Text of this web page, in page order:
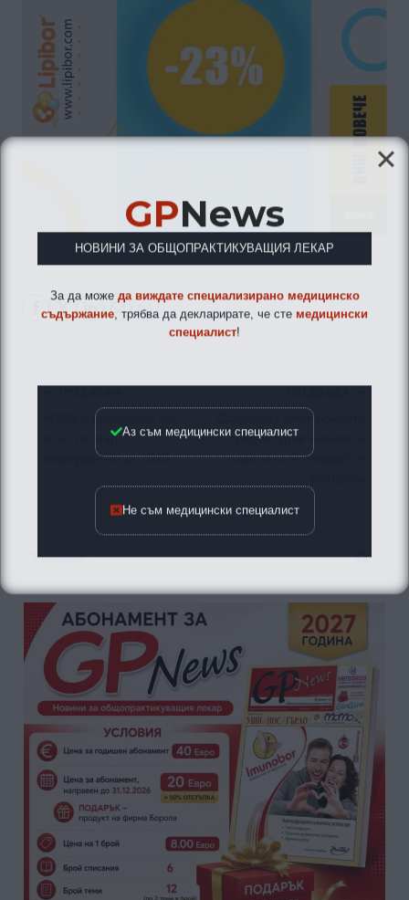
Навигация
НЗОК е разходила 4,8
млн. лв. над
плануваното за 2020 г.
Стартират електронните
рецептурни книжки, а
хартиените излизат от
GPNews
съдържание , трябва да декларирате, че сте медицински
специалист!